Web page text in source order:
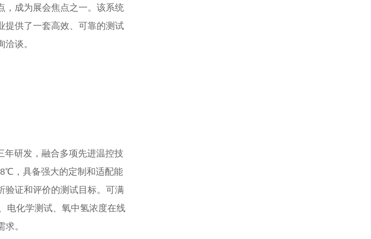
，成为展会焦点之一。该系统
提供了一套高效、可靠的测试
谈。
年研发，融合多项先进温控技
，具备强大的定制和适配能
验证和评价的测试目标。可满
电化学测试、氧中氢浓度在线
求。